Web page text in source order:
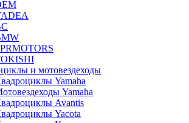
и мотовездеходы
Yamaha
Yamaha
Avantis
Yacota